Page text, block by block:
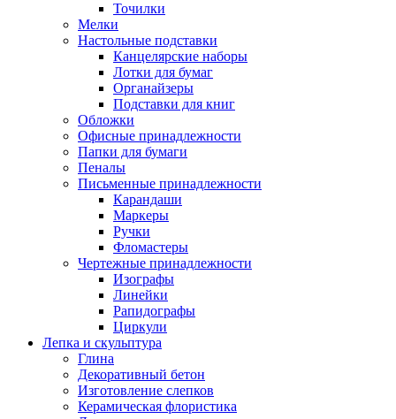
Точилки
Мелки
Настольные подставки
Канцелярские наборы
Лотки для бумаг
Органайзеры
Подставки для книг
Обложки
Офисные принадлежности
Папки для бумаги
Пеналы
Письменные принадлежности
Карандаши
Маркеры
Ручки
Фломастеры
Чертежные принадлежности
Изографы
Линейки
Рапидографы
Циркули
Лепка и скульптура
Глина
Декоративный бетон
Изготовление слепков
Керамическая флористика